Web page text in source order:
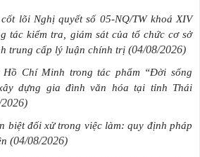
lõi Nghị quyết số 05-NQ/TW khoá XIV
tác kiểm tra, giám sát của tổ chức cơ sở
trung cấp lý luận chính trị (04/08/2026)
Hồ Chí Minh trong tác phẩm “Đời sống
dựng gia đình văn hóa tại tỉnh Thái
biệt đối xử trong việc làm: quy định pháp
(04/08/2026)